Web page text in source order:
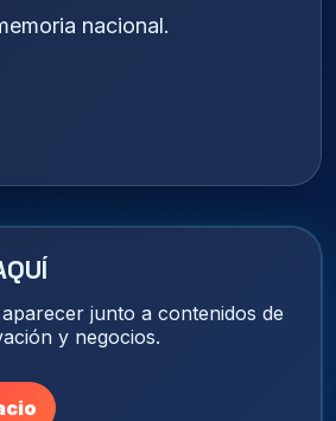
nacional.
junto a contenidos de
y negocios.